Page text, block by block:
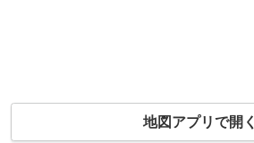
地図アプリで開く